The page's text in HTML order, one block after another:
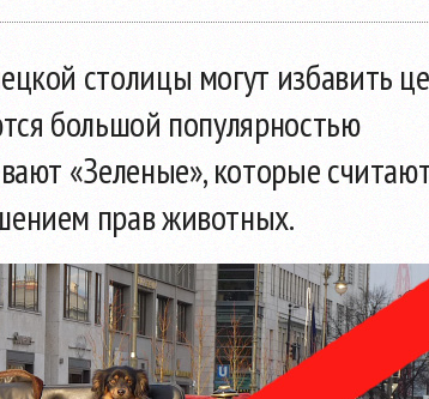
столицы могут избавить
большой популярностью
«Зеленые», которые
прав животных.